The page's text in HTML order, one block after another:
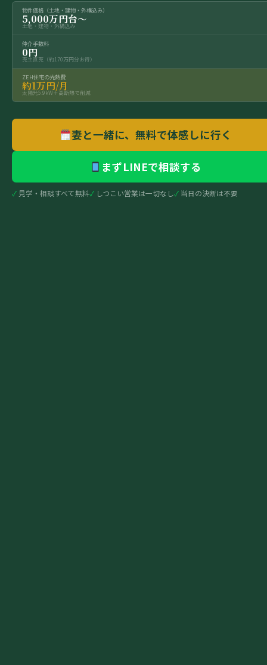
物件価格（土地・建物・外構込み）
5,000万円台〜
土地・建物・外構込み
仲介手数料
0円
売主直売（約170万円分お得）
ZEH住宅の光熱費
約1万円/月
太陽光5.9kW＋高断熱で削減
妻と一緒に、無料で体感しに行く
まずLINEで相談する
見学・相談すべて無料 しつこい営業は一切なし 当日の決断は不要